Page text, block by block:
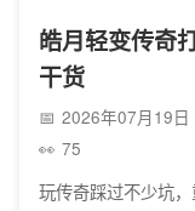
皓月轻变传奇
干货
2026年07月19日
75
玩传奇踩过不少坑